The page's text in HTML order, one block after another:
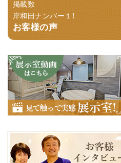
掲載数
岸和田ナンバー１！
お客様の声